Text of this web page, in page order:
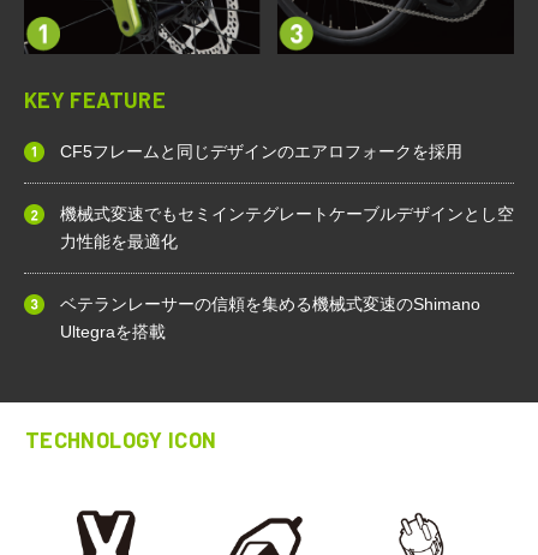
KEY FEATURE
CF5フレームと同じデザインのエアロフォークを採用
機械式変速でもセミインテグレートケーブルデザインとし空
力性能を最適化
ベテランレーサーの信頼を集める機械式変速のShimano
Ultegraを搭載
TECHNOLOGY ICON